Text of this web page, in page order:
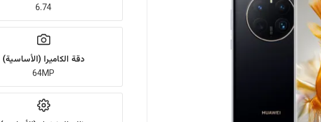
6.74
دقة الكاميرا (الأساسية)
64MP